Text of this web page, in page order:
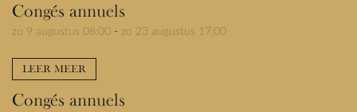
Congés annuels
zo 9 augustus 08:00 - zo 23 augustus 17:00
LEER MEER
Congés annuels